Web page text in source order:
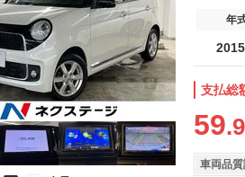
年
支払総
59.9
車両品